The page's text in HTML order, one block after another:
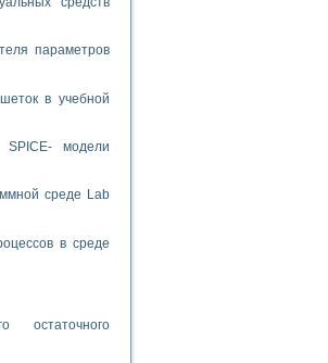
параметров
в учебной
SPICE- модели
среде Lab
в среде
остаточного